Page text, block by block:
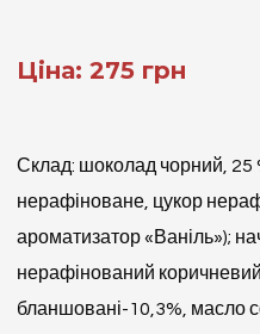
Ціна: 275 грн
Склад: шоколад чорний, 25
нерафіноване, цукор
ароматизатор «Ваніль»);
нерафінований
бланшовані-10,3%, масло